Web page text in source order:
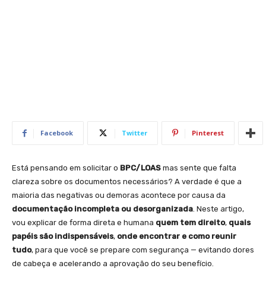
Facebook Twitter Pinterest
Está pensando em solicitar o BPC/LOAS mas sente que falta
clareza sobre os documentos necessários? A verdade é que a
maioria das negativas ou demoras acontece por causa da
documentação incompleta ou desorganizada. Neste artigo,
vou explicar de forma direta e humana quem tem direito, quais
papéis são indispensáveis, onde encontrar e como reunir
tudo, para que você se prepare com segurança — evitando dores
de cabeça e acelerando a aprovação do seu benefício.